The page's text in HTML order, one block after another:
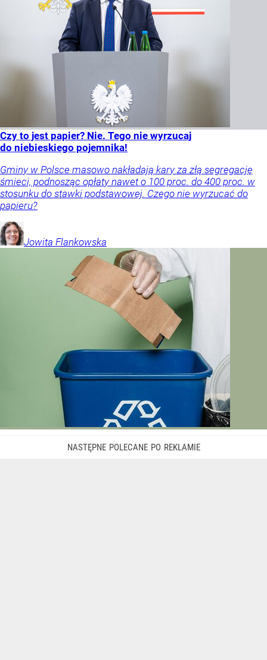
Czy to jest papier? Nie. Tego nie wyrzucaj
do niebieskiego pojemnika!
Gminy w Polsce masowo nakładają kary za złą segregację
śmieci, podnosząc opłaty nawet o 100 proc. do 400 proc. w
stosunku do stawki podstawowej. Czego nie wyrzucać do
papieru?
Jowita Flankowska